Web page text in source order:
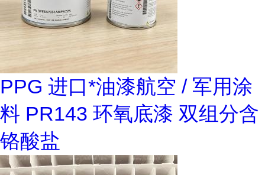
PPG 进口*油漆航空 / 军用涂
料 PR143 环氧底漆 双组分含
铬酸盐